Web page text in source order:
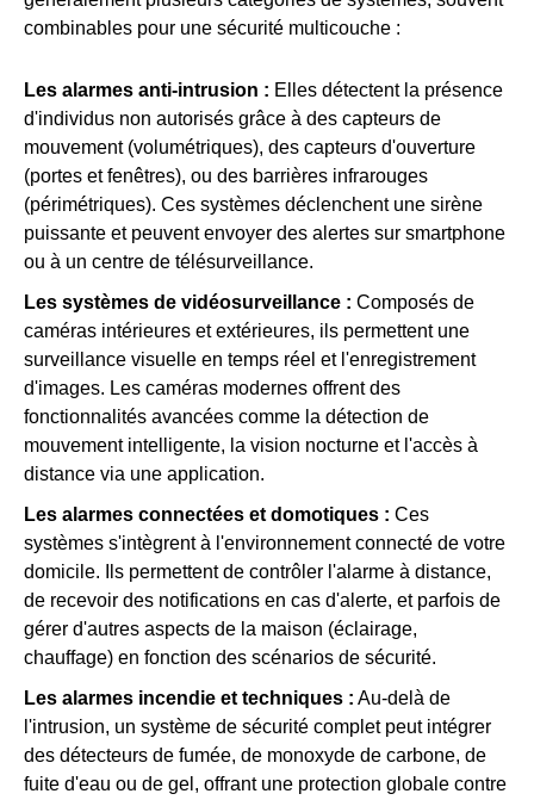
combinables pour une sécurité multicouche :
Les alarmes anti-intrusion : Elles détectent la présence
d'individus non autorisés grâce à des capteurs de
mouvement (volumétriques), des capteurs d'ouverture
(portes et fenêtres), ou des barrières infrarouges
(périmétriques). Ces systèmes déclenchent une sirène
puissante et peuvent envoyer des alertes sur smartphone
ou à un centre de télésurveillance.
Les systèmes de vidéosurveillance : Composés de
caméras intérieures et extérieures, ils permettent une
surveillance visuelle en temps réel et l'enregistrement
d'images. Les caméras modernes offrent des
fonctionnalités avancées comme la détection de
mouvement intelligente, la vision nocturne et l'accès à
distance via une application.
Les alarmes connectées et domotiques : Ces
systèmes s'intègrent à l'environnement connecté de votre
domicile. Ils permettent de contrôler l'alarme à distance,
de recevoir des notifications en cas d'alerte, et parfois de
gérer d'autres aspects de la maison (éclairage,
chauffage) en fonction des scénarios de sécurité.
Les alarmes incendie et techniques : Au-delà de
l'intrusion, un système de sécurité complet peut intégrer
des détecteurs de fumée, de monoxyde de carbone, de
fuite d'eau ou de gel, offrant une protection globale contre